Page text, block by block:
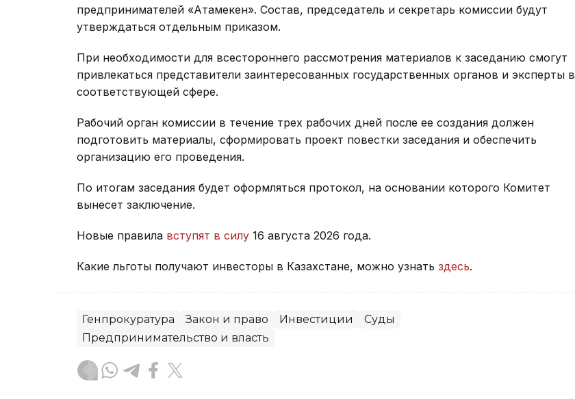
предпринимателей «Атамекен». Состав, председатель и секретарь комиссии будут
утверждаться отдельным приказом.
При необходимости для всестороннего рассмотрения материалов к заседанию смогут
привлекаться представители заинтересованных государственных органов и эксперты в
соответствующей сфере.
Рабочий орган комиссии в течение трех рабочих дней после ее создания должен
подготовить материалы, сформировать проект повестки заседания и обеспечить
организацию его проведения.
По итогам заседания будет оформляться протокол, на основании которого Комитет
вынесет заключение.
Новые правила вступят в силу 16 августа 2026 года.
Какие льготы получают инвесторы в Казахстане, можно узнать здесь.
Генпрокуратура Закон и право Инвестиции
Суды
Предпринимательство и власть